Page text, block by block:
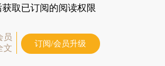
获取已订阅的阅读权限
员
文
订阅/会员升级